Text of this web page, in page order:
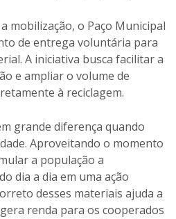
mobilização, o Paço Municipal
de entrega voluntária para
A iniciativa busca facilitar a
e ampliar o volume de
à reciclagem.
grande diferença quando
Aproveitando o momento
a população a
dia a dia em uma ação
desses materiais ajuda a
renda para os cooperados